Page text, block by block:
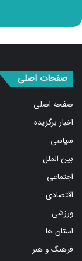
صفحه اصلی
اخبار برگزیده
سیاسی
بین الملل
اجتماعی
اقتصادی
ورزشی
استان ها
فرهنگ و هنر
درباره ما